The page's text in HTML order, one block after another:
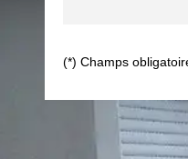
(*) Champs